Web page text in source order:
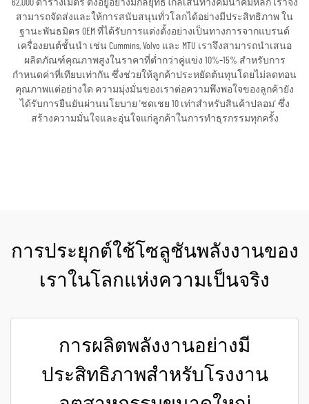
62,000 ตารางเมตร ตั้งอยู่อย่างมีกลยุทธ์ใกล้เส้นทางคมนาคมหลัก เราจึง
สามารถจัดส่งและให้การสนับสนุนทั่วโลกได้อย่างมีประสิทธิภาพ ใน
ฐานะพันธมิตร OEM ที่ได้รับการแต่งตั้งอย่างเป็นทางการจากแบรนด์
เครื่องยนต์ชั้นนำ เช่น Cummins, Volvo และ MTU เราจึงสามารถนำเสนอ
ผลิตภัณฑ์คุณภาพสูงในราคาที่ต่ำกว่าคู่แข่ง 10%–15% สำหรับการ
กำหนดค่าที่เทียบเท่ากัน ซึ่งช่วยให้ลูกค้าประหยัดต้นทุนโดยไม่ลดทอน
คุณภาพแต่อย่างใด ความมุ่งมั่นของเราต่อความพึงพอใจของลูกค้ายัง
ได้รับการยืนยันผ่านนโยบาย 'ชดเชย 10 เท่าสำหรับสินค้าปลอม' ซึ่ง
สร้างความมั่นใจและอุ่นใจแก่ลูกค้าในการทำธุรกรรมทุกครั้ง
การประยุกต์ใช้โซลูชันพลังงานของ
เราในโลกแห่งความเป็นจริง
การผลิตพลังงานอย่างมี
ประสิทธิภาพสำหรับโรงงาน